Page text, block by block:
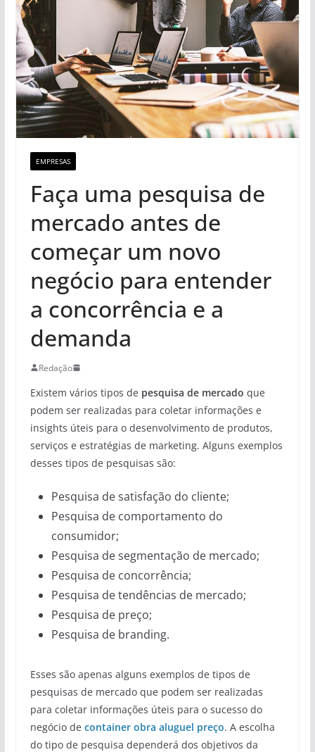
EMPRESAS
Faça uma pesquisa de
mercado antes de
começar um novo
negócio para entender
a concorrência e a
demanda
Redação
Existem vários tipos de pesquisa de mercado que
podem ser realizadas para coletar informações e
insights úteis para o desenvolvimento de produtos,
serviços e estratégias de marketing. Alguns exemplos
desses tipos de pesquisas são:
Pesquisa de satisfação do cliente;
Pesquisa de comportamento do
consumidor;
Pesquisa de segmentação de mercado;
Pesquisa de concorrência;
Pesquisa de tendências de mercado;
Pesquisa de preço;
Pesquisa de branding.
Esses são apenas alguns exemplos de tipos de
pesquisas de mercado que podem ser realizadas
para coletar informações úteis para o sucesso do
negócio de container obra aluguel preço. A escolha
do tipo de pesquisa dependerá dos objetivos da